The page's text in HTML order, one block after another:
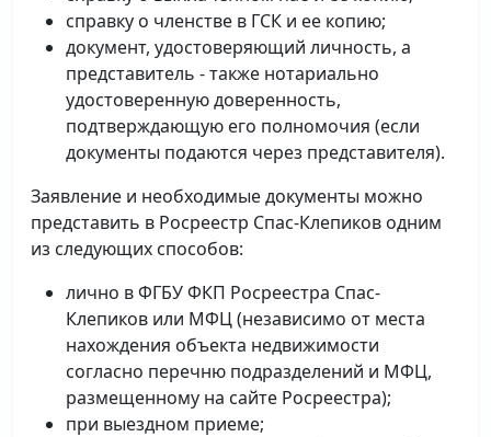
справку о членстве в ГСК и ее копию;
документ, удостоверяющий личность, а
представитель - также нотариально
удостоверенную доверенность,
подтверждающую его полномочия (если
документы подаются через представителя).
Заявление и необходимые документы можно
представить в Росреестр Спас-Клепиков одним
из следующих способов:
лично в ФГБУ ФКП Росреестра Спас-
Клепиков или МФЦ (независимо от места
нахождения объекта недвижимости
согласно перечню подразделений и МФЦ,
размещенному на сайте Росреестра);
при выездном приеме;